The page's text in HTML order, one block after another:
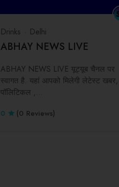
Drinks Delhi
ABHAY NEWS LIVE
ABHAY NEWS LIVE यूट्यूब चैनल पर
स्वागत है. यहां आपको मिलेगी लेटेस्ट खबर,
पॉलिटिकल ,…
0
(0 Reviews)